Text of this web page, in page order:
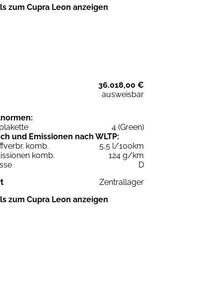
zum Cupra Leon anzeigen
36.018,00 €
ausweisbar
4 (Green)
und Emissionen nach WLTP:
komb.
5,5 l/100km
komb.
124 g/km
D
Zentrallager
zum Cupra Leon anzeigen